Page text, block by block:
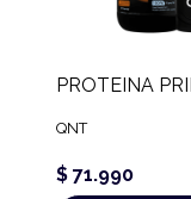
QNT
$ 71.990